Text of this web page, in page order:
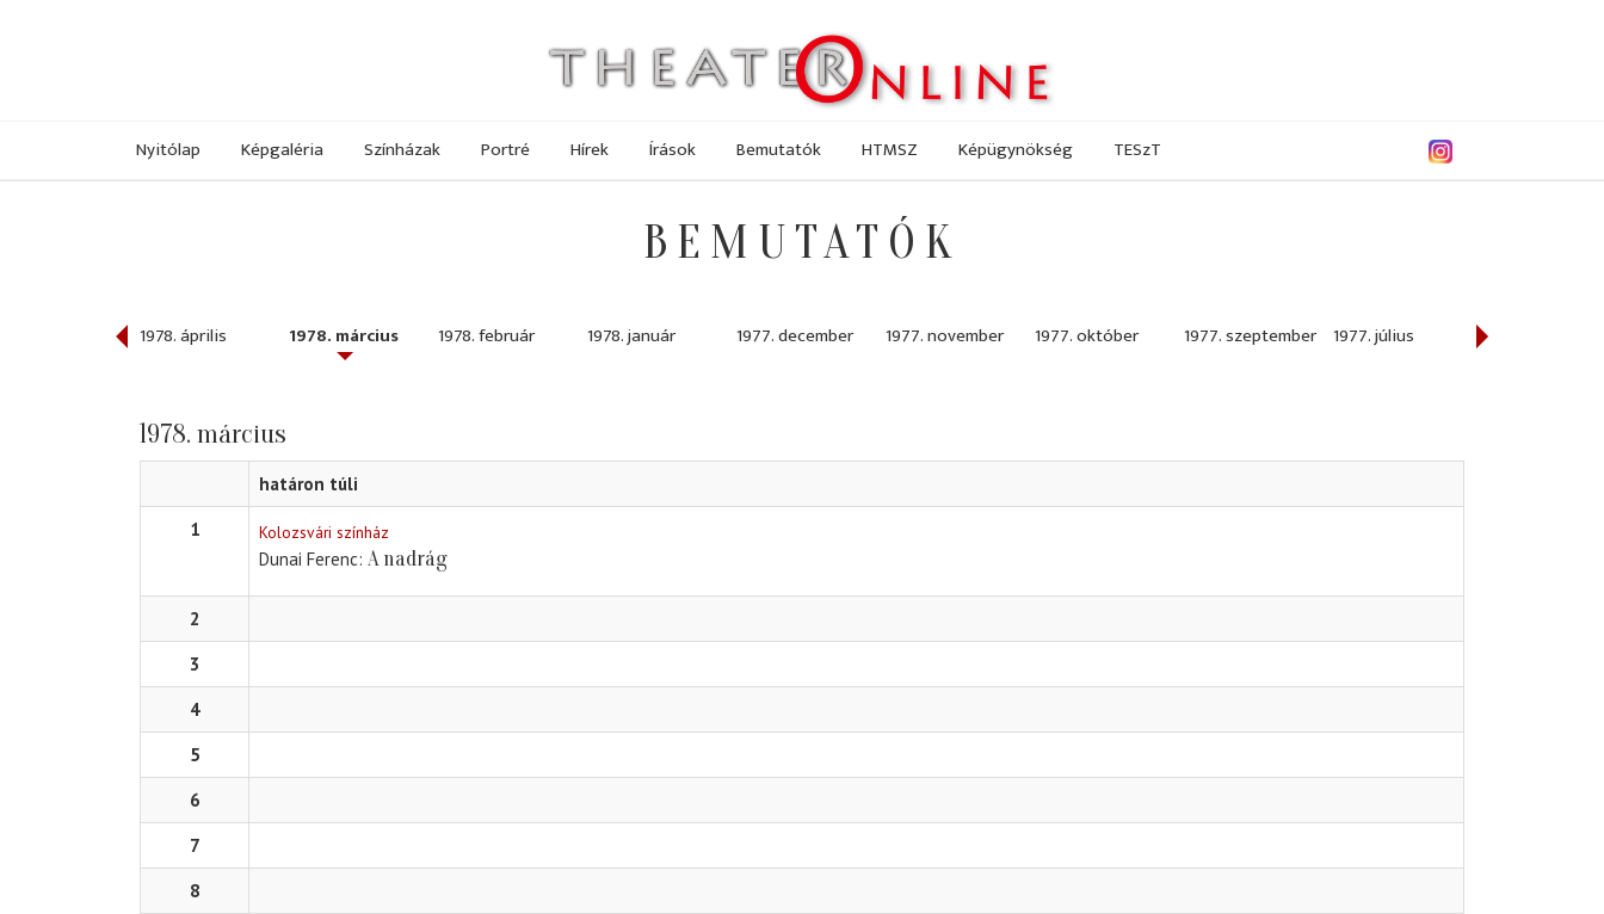
Nyitólap Képgaléria Színházak Portré Hírek Írások Bemutatók HTMSZ Képügynökség TESzT
BEMUTATÓK
1978. április 1978. március 1978. február 1978. január 1977. december 1977. november 1977. október 1977. szeptember 1977. július 1977. június
1978. március
határon túli
1
Kolozsvári színház
Dunai Ferenc A nadrág
2
3
4
5
6
7
8